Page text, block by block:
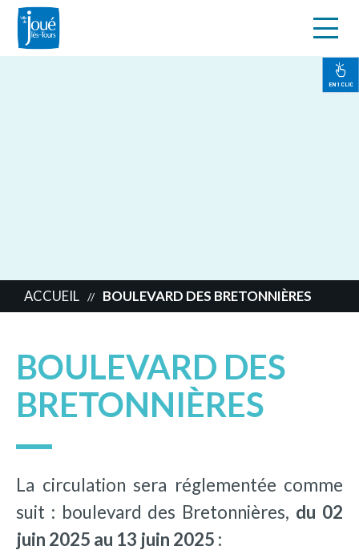
EN 1 CLIC
ACCUEIL // BOULEVARD DES BRETONNIÈRES
BOULEVARD DES
BRETONNIÈRES
La circulation sera réglementée comme
suit : boulevard des Bretonnières, du 02
juin 2025 au 13 juin 2025 :